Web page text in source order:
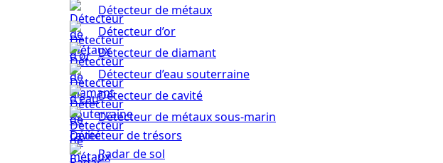
Détecteur de métaux
Détecteur d’or
Détecteur de diamant
Détecteur d’eau souterraine
Détecteur de cavité
Détecteur de métaux sous-marin
Détecteur de trésors
Radar de sol